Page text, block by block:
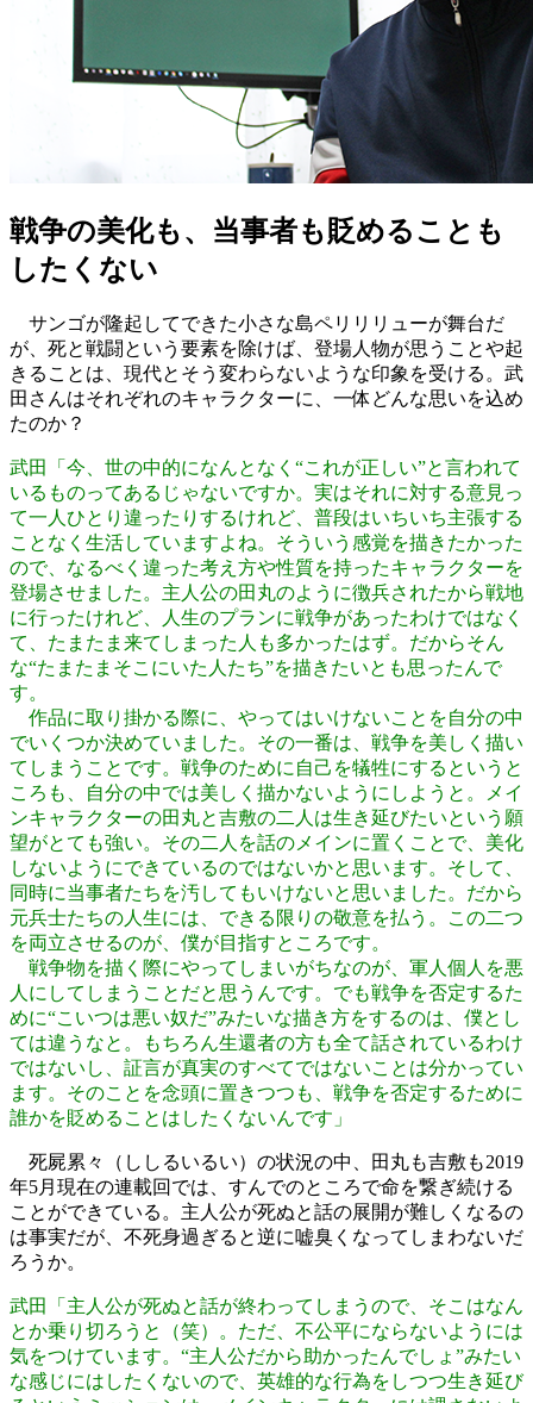
戦争の美化も、当事者も貶めることも
したくない
サンゴが隆起してできた小さな島ペリリリューが舞台だ
が、死と戦闘という要素を除けば、登場人物が思うことや起
きることは、現代とそう変わらないような印象を受ける。武
田さんはそれぞれのキャラクターに、一体どんな思いを込め
たのか？
武田「今、世の中的になんとなく“これが正しい”と言われて
いるものってあるじゃないですか。実はそれに対する意見っ
て一人ひとり違ったりするけれど、普段はいちいち主張する
ことなく生活していますよね。そういう感覚を描きたかった
ので、なるべく違った考え方や性質を持ったキャラクターを
登場させました。主人公の田丸のように徴兵されたから戦地
に行ったけれど、人生のプランに戦争があったわけではなく
て、たまたま来てしまった人も多かったはず。だからそん
な“たまたまそこにいた人たち”を描きたいとも思ったんで
す。
作品に取り掛かる際に、やってはいけないことを自分の中
でいくつか決めていました。その一番は、戦争を美しく描い
てしまうことです。戦争のために自己を犠牲にするというと
ころも、自分の中では美しく描かないようにしようと。メイ
ンキャラクターの田丸と吉敷の二人は生き延びたいという願
望がとても強い。その二人を話のメインに置くことで、美化
しないようにできているのではないかと思います。そして、
同時に当事者たちを汚してもいけないと思いました。だから
元兵士たちの人生には、できる限りの敬意を払う。この二つ
を両立させるのが、僕が目指すところです。
戦争物を描く際にやってしまいがちなのが、軍人個人を悪
人にしてしまうことだと思うんです。でも戦争を否定するた
めに“こいつは悪い奴だ”みたいな描き方をするのは、僕とし
ては違うなと。もちろん生還者の方も全て話されているわけ
ではないし、証言が真実のすべてではないことは分かってい
ます。そのことを念頭に置きつつも、戦争を否定するために
誰かを貶めることはしたくないんです」
死屍累々（ししるいるい）の状況の中、田丸も吉敷も2019
年5月現在の連載回では、すんでのところで命を繋ぎ続ける
ことができている。主人公が死ぬと話の展開が難しくなるの
は事実だが、不死身過ぎると逆に嘘臭くなってしまわないだ
ろうか。
武田「主人公が死ぬと話が終わってしまうので、そこはなん
とか乗り切ろうと（笑）。ただ、不公平にならないようには
気をつけています。“主人公だから助かったんでしょ”みたい
な感じにはしたくないので、英雄的な行為をしつつ生き延び